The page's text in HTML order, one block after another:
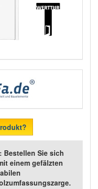
Bestellen Sie sich
einem gefälzten